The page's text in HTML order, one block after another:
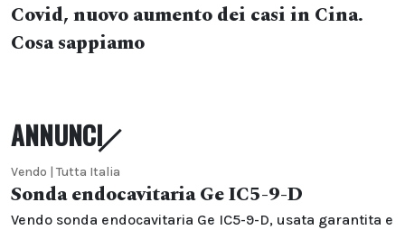
Covid, nuovo aumento dei casi in Cina.
Cosa sappiamo
ANNUNCI
Vendo | Tutta Italia
Sonda endocavitaria Ge IC5-9-D
Vendo sonda endocavitaria Ge IC5-9-D, usata garantita e